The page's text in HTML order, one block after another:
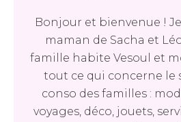
Bonjour et bienvenue !
maman de Sacha et
famille habite Vesoul et
tout ce qui concerne le
conso des familles :
voyages, déco, jouets,